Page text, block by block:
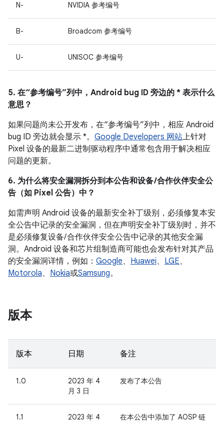
N- NVIDIA 参考编号
B- Broadcom 参考编号
U- UNISOC 参考编号
5. 在“参考编号”列中，Android bug ID 旁边的 * 表示什么
意思？
如果问题尚未公开发布，在“参考编号”列中，相应 Android
bug ID 旁边就会显示 *。 Google Developers 网站上针对
Pixel 设备的最新二进制驱动程序中通常包含用于解决相应
问题的更新。
6. 为什么将安全漏洞拆分到本公告和设备 /合作伙伴安全公
告（如 Pixel 公告）中？
如需声明 Android 设备的最新安全补丁级别，必须修复本安
全公告中记录的安全漏洞，但在声明安全补丁级别时，并不
是必须修复设备/ 合作伙伴安全公告中记录的其他安全漏
洞。Android 设备和芯片组制造商可能也会发布针对其产品
的安全漏洞详情，例如： Google、 Huawei、 LGE、
Motorola、 Nokia或Samsung。
版本
版本 日期 备注
1.0
2023 年 4
月 3 日
发布了本公告
1.1
2023 年 4
在本公告中添加了 AOSP 链